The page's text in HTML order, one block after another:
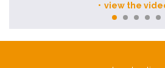
view the